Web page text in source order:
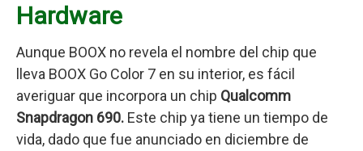
Hardware
Aunque BOOX no revela el nombre del chip que
lleva BOOX Go Color 7 en su interior, es fácil
averiguar que incorpora un chip Qualcomm
Snapdragon 690. Este chip ya tiene un tiempo de
vida, dado que fue anunciado en diciembre de